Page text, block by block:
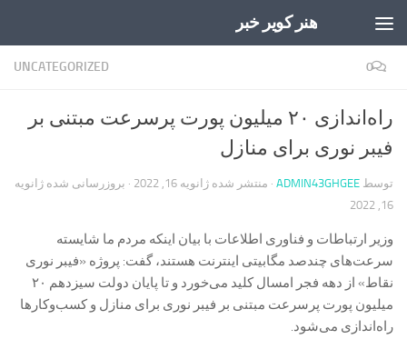
هنر کویر خبر
UNCATEGORIZED 0
راه‌اندازی ۲۰‌ میلیون پورت پرسرعت مبتنی بر
فیبر نوری برای منازل
توسط ADMIN43GHGEE · منتشر شده ژانویه 16, 2022 · بروزرسانی شده ژانویه
16, 2022
وزیر ارتباطات و فناوری اطلاعات با بیان اینکه مردم ما شایسته
سرعت‌های چندصد مگابیتی اینترنت هستند، گفت: پروژه «فیبر نوری
میلیون پورت پرسرعت مبتنی بر فیبر نوری برای منازل و کسب‌وکارها
راه‌اندازی می‌شود.